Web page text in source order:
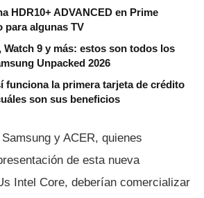
HDR10+ ADVANCED en Prime
para algunas TV
Watch 9 y más: estos son todos los
Unpacked 2026
funciona la primera tarjeta de crédito
son sus beneficios
y ACER, quienes
de esta nueva
Intel Core, deberí­an comercializar